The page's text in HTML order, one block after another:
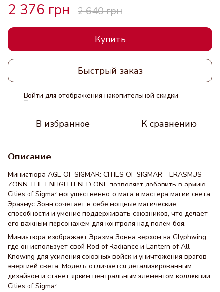
2 376 грн 2 640 грн
Купить
Быстрый заказ
Войти для отображения накопительной скидки
В избранное К сравнению
Описание
Миниатюра AGE OF SIGMAR: CITIES OF SIGMAR – ERASMUS
ZONN THE ENLIGHTENED ONE позволяет добавить в армию
Cities of Sigmar могущественного мага и мастера магии света.
Эразмус Зонн сочетает в себе мощные магические
способности и умение поддерживать союзников, что делает
его важным персонажем для контроля над полем боя.
Миниатюра изображает Эразма Зонна верхом на Glyphwing,
где он использует свой Rod of Radiance и Lantern of All-
Knowing для усиления союзных войск и уничтожения врагов
энергией света. Модель отличается детализированным
дизайном и станет ярким центральным элементом коллекции
Cities of Sigmar.